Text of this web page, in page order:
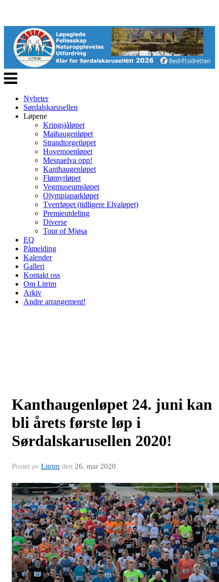
Veksle
navigasjon
Nyheter
Sørdalskarusellen
Løpene
Kringsjåløpet
Maihaugenløpet
Strandtorgetløpet
Hovemoenløpet
Mesnaelva opp!
Kanthaugenløpet
Flømyrløpet
Vegmuseumsløpet
Olympiaparkløpet
Tverrløpet (tidligere Elvaløpet)
Premieutdeling
Diverse
Tour of Mjøsa
EQ
Påmelding
Kalender
Galleri
Kontakt oss
Om Litrim
Arkiv
Andre arrangement!
Kanthaugenløpet 24. juni kan
bli årets første løp i
Sørdalskarusellen 2020!
Postet av Litrim den 26. mar 2020